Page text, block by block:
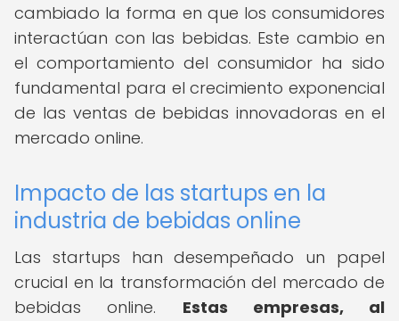
cambiado la forma en que los consumidores
interactúan con las bebidas. Este cambio en
el comportamiento del consumidor ha sido
fundamental para el crecimiento exponencial
de las ventas de bebidas innovadoras en el
mercado online.
Impacto de las startups en la
industria de bebidas online
Las startups han desempeñado un papel
crucial en la transformación del mercado de
bebidas online. Estas empresas, al